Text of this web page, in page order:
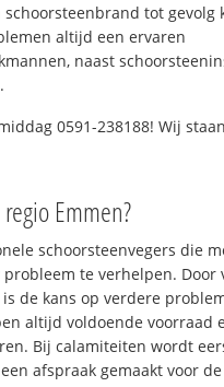
tot gevolg
altijd een ervaren
naast
0591-238188! Wij
Emmen?
schoorsteenvegers die
te verhelpen. Door
de kans op verdere
altijd voldoende voorraad
Bij calamiteiten wordt
afspraak gemaakt voor